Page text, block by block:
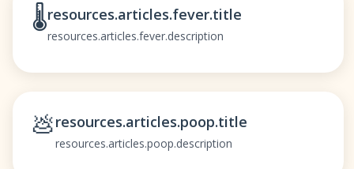
🌡️resources.articles.fever.title
resources.articles.fever.description
💩resources.articles.poop.title
resources.articles.poop.description